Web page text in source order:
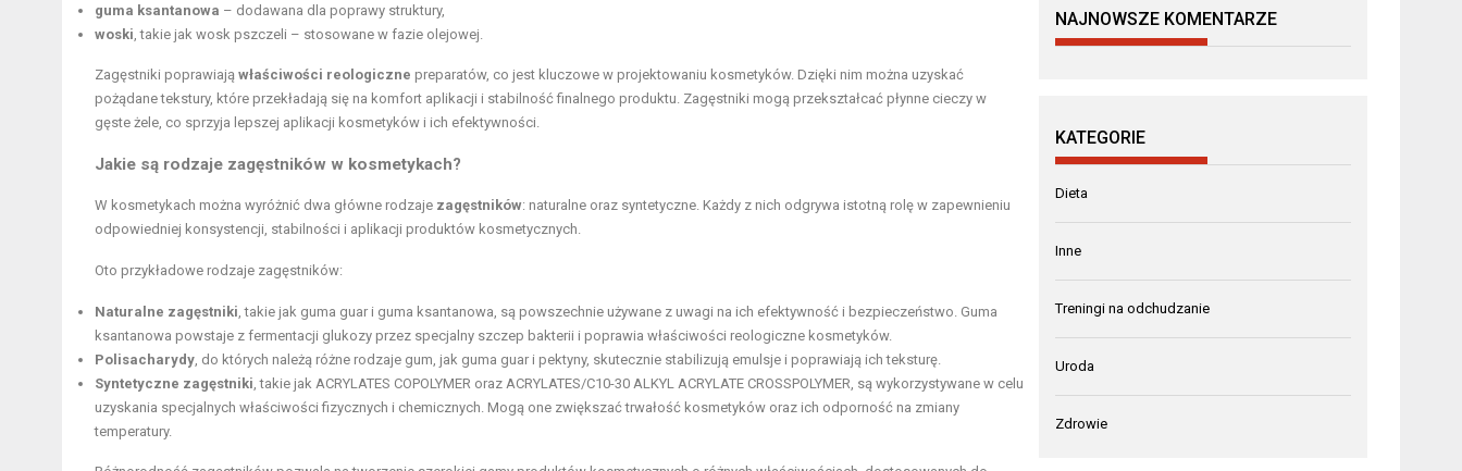
guma ksantanowa – dodawana dla poprawy struktury,
woski , takie jak wosk pszczeli – stosowane w fazie olejowej.
Zagęstniki poprawiają właściwości reologiczne preparatów, co jest kluczowe w projektowaniu kosmetyków. Dzięki nim można uzyskać
pożądane tekstury, które przekładają się na komfort aplikacji i stabilność finalnego produktu. Zagęstniki mogą przekształcać płynne cieczy w
gęste żele, co sprzyja lepszej aplikacji kosmetyków i ich efektywności.
Jakie są rodzaje zagęstników w kosmetykach?
W kosmetykach można wyróżnić dwa główne rodzaje zagęstników: naturalne oraz syntetyczne. Każdy z nich odgrywa istotną rolę w zapewnieniu
odpowiedniej konsystencji, stabilności i aplikacji produktów kosmetycznych.
Oto przykładowe rodzaje zagęstników:
Naturalne zagęstniki , takie jak guma guar i guma ksantanowa, są powszechnie używane z uwagi na ich efektywność i bezpieczeństwo. Guma
ksantanowa powstaje z fermentacji glukozy przez specjalny szczep bakterii i poprawia właściwości reologiczne kosmetyków.
Polisacharydy , do których należą różne rodzaje gum, jak guma guar i pektyny, skutecznie stabilizują emulsje i poprawiają ich teksturę.
Syntetyczne zagęstniki , takie jak ACRYLATES COPOLYMER oraz ACRYLATES/C10-30 ALKYL ACRYLATE CROSSPOLYMER, są wykorzystywane w celu
uzyskania specjalnych właściwości fizycznych i chemicznych. Mogą one zwiększać trwałość kosmetyków oraz ich odporność na zmiany
temperatury.
NAJNOWSZE KOMENTARZE
KATEGORIE
Dieta
Inne
Treningi na odchudzanie
Uroda
Zdrowie